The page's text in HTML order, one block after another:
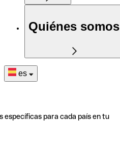
Quiénes somos
es
específicas para cada país en tu